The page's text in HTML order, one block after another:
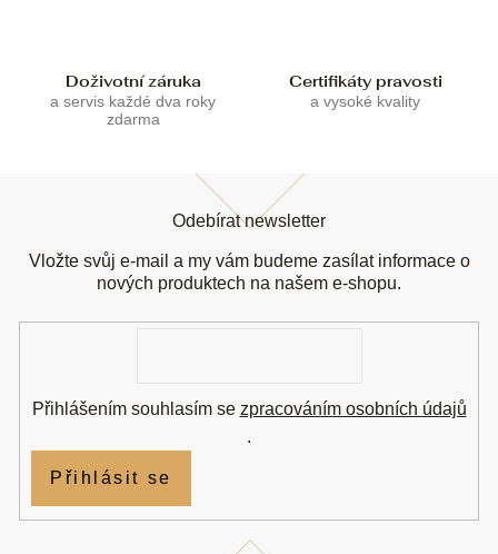
Doživotní záruka
a servis každé dva roky
zdarma
Certifikáty pravosti
a vysoké kvality
Odebírat newsletter
Vložte svůj e-mail a my vám budeme zasílat informace o
nových produktech na našem e-shopu.
Přihlášením souhlasím se zpracováním osobních údajů
.
Přihlásit se